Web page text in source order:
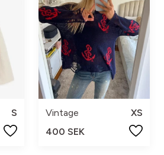
S
Vintage
XS
400 SEK